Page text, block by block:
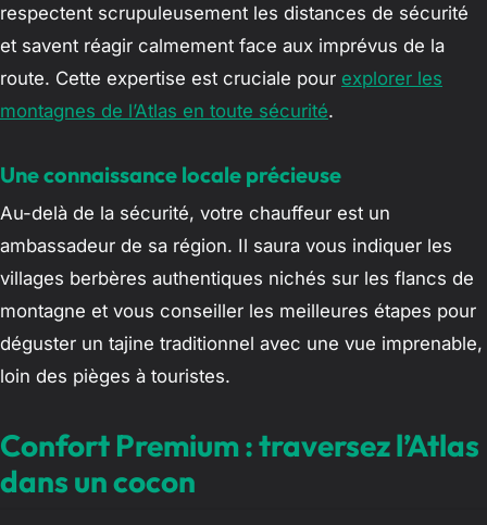
respectent scrupuleusement les distances de sécurité
et savent réagir calmement face aux imprévus de la
route. Cette expertise est cruciale pour explorer les
montagnes de l’Atlas en toute sécurité.
Une connaissance locale précieuse
Au-delà de la sécurité, votre chauffeur est un
ambassadeur de sa région. Il saura vous indiquer les
villages berbères authentiques nichés sur les flancs de
montagne et vous conseiller les meilleures étapes pour
déguster un tajine traditionnel avec une vue imprenable,
loin des pièges à touristes.
Confort Premium : traversez l’Atlas
dans un cocon